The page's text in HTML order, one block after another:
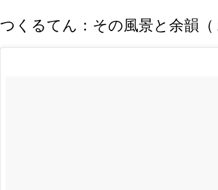
つくるてん：その風景と余韻（